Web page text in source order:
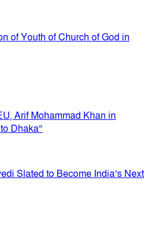
of Youth of Church of God in
Arif Mohammad Khan in
Dhaka”
Slated to Become India’s Next